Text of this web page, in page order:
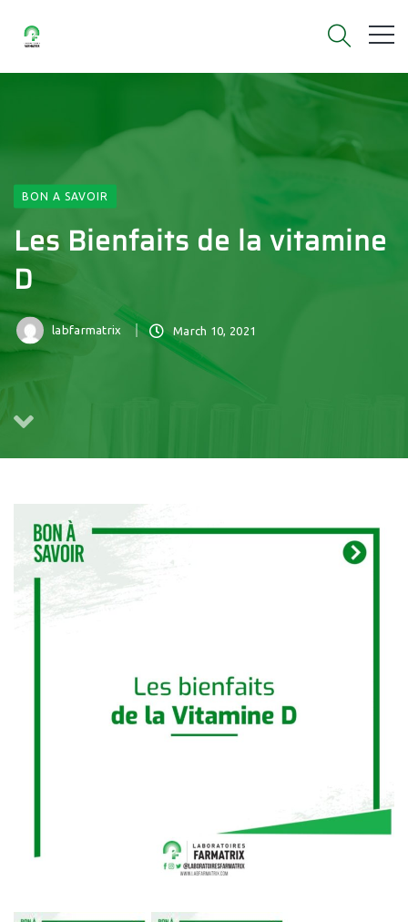
BON A SAVOIR
Les Bienfaits de la vitamine
D
labfarmatrix March 10, 2021